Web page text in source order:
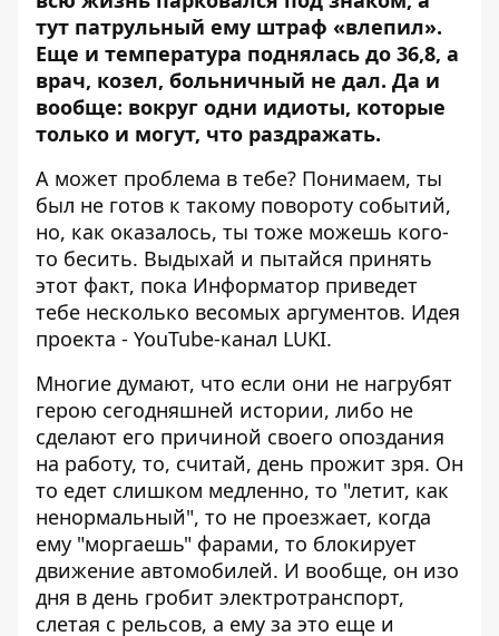
тут патрульный ему штраф «влепил».
Еще и температура поднялась до 36,8, а
врач, козел, больничный не дал. Да и
вообще: вокруг одни идиоты, которые
только и могут, что раздражать.
А может проблема в тебе? Понимаем, ты
был не готов к такому повороту событий,
но, как оказалось, ты тоже можешь кого-
то бесить. Выдыхай и пытайся принять
этот факт, пока Информатор приведет
тебе несколько весомых аргументов. Идея
проекта - YouTube-канал LUKI.
Многие думают, что если они не нагрубят
герою сегодняшней истории, либо не
сделают его причиной своего опоздания
на работу, то, считай, день прожит зря. Он
то едет слишком медленно, то "летит, как
ненормальный", то не проезжает, когда
ему "моргаешь" фарами, то блокирует
движение автомобилей. И вообще, он изо
дня в день гробит электротранспорт,
слетая с рельсов, а ему за это еще и